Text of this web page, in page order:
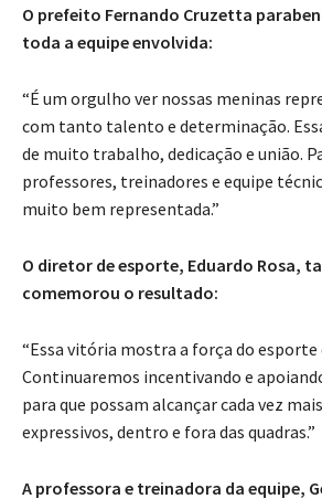
O prefeito Fernando Cruzetta
toda a equipe envolvida:
“É um orgulho ver nossas meninas
com tanto talento e determinação.
de muito trabalho, dedicação e união.
professores, treinadores e equipe
muito bem representada.”
O diretor de esporte, Eduardo Rosa,
comemorou o resultado:
“Essa vitória mostra a força do esporte
Continuaremos incentivando e
para que possam alcançar cada vez
expressivos, dentro e fora das quadras.”
A professora e treinadora da equipe,